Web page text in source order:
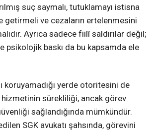
suç saymalı, tutuklamayı istisna
getirmeli ve cezaların ertelenmesini
Ayrıca sadece fiilî saldırılar değil;
psikolojik baskı da bu kapsamda ele
koruyamadığı yerde otoritesini de
hizmetinin sürekliliği, ancak görev
sağlandığında mümkündür.
SGK avukatı şahsında, görevini